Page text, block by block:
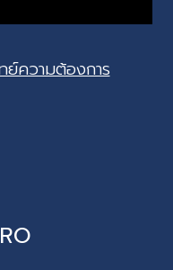
ความต้องการ